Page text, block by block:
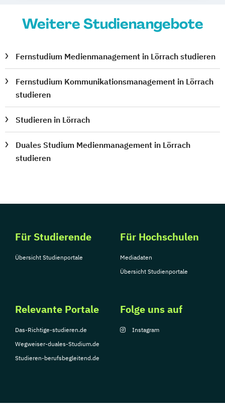
Weitere Studienangebote
Fernstudium Medienmanagement in Lörrach studieren
Fernstudium Kommunikationsmanagement in Lörrach
studieren
Studieren in Lörrach
Duales Studium Medienmanagement in Lörrach
studieren
Für Studierende
Übersicht Studienportale
Für Hochschulen
Mediadaten
Übersicht Studienportale
Relevante Portale
Das-Richtige-studieren.de
Wegweiser-duales-Studium.de
Studieren-berufsbegleitend.de
Folge uns auf
Instagram